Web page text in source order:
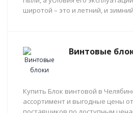
широтой – это и летний, и
Винтовые
Купить Блок винтовой в
ассортимент и выгодные цены